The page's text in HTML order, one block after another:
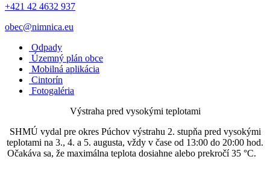
+421 42 4632 937
obec@nimnica.eu
Odpady
Územný plán obce
Mobilná aplikácia
Cintorín
Fotogaléria
Výstraha pred vysokými teplotami
SHMÚ vydal pre okres Púchov výstrahu 2. stupňa pred vysokými
teplotami na 3., 4. a 5. augusta, vždy v čase od 13:00 do 20:00 hod.
Očakáva sa, že maximálna teplota dosiahne alebo prekročí 35 °C.